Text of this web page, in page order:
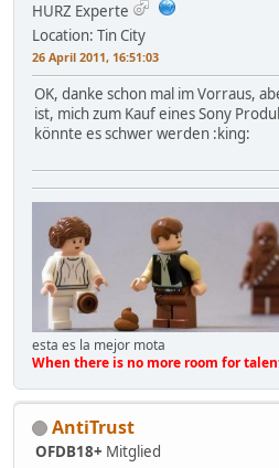
HURZ Experte
Location: Tin City
26 April 2011, 16:51:03
OK, danke schon mal im Vorraus,
ist, mich zum Kauf eines Sony
könnte es schwer werden :king:
esta es la mejor mota
When there is no more room for
AntiTrust
OFDB18+ Mitglied